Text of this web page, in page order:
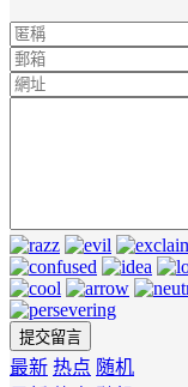
最新 热点 随机